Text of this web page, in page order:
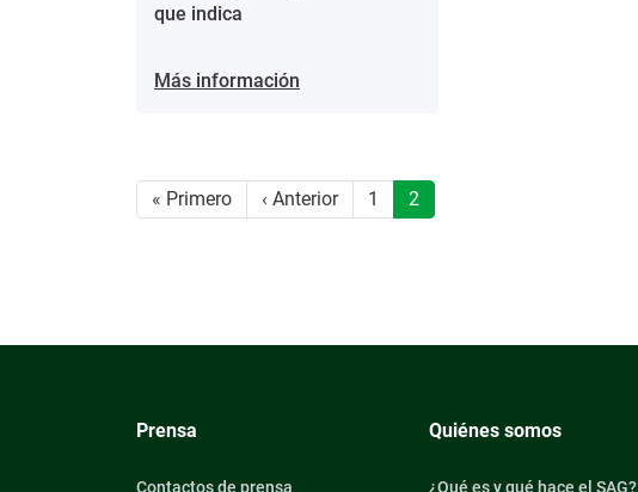
que indica
Más información
Paginación
« PrimeroPrimera página
‹ AnteriorPágina anterior
1 2
Prensa
Contactos de prensa
Quiénes somos
¿Qué es y qué hace el SAG?